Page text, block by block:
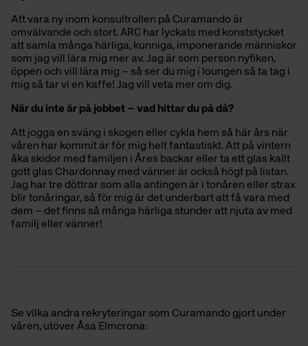
Att vara ny inom konsultrollen på Curamando är
omvälvande och stort.ARC har lyckats med konststycket
att samla många härliga, kunniga, imponerande människor
som jag vill lära mig mer av. Jag är som person nyfiken,
öppen och vill lära mig – så ser du mig i loungen så ta tag i
mig så tar vi en kaffe! Jag vill veta mer om dig.
När du inte är på jobbet – vad hittar du på då?
Att jogga en sväng i skogen eller cykla hem så här års när
våren har kommit är för mig helt fantastiskt. Att på vintern
åka skidor med familjen i Åres backar eller ta ett glas kallt
gott glas Chardonnay med vänner är också högt på listan.
Jag har tre döttrar som alla antingen är i tonåren eller strax
blir tonåringar, så för mig är det underbart att få vara med
dem – det finns så många härliga stunder att njuta av med
familj eller vänner!
Se vilka andra rekryteringar som Curamando gjort under
våren, utöver Åsa Elmcrona: